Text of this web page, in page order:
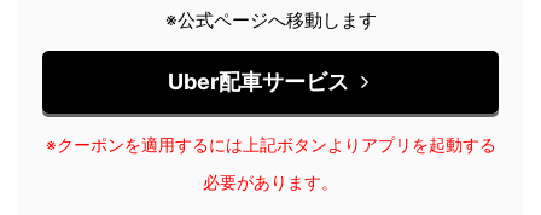
※公式ページへ移動します
Uber配車サービス
※クーポンを適用するには上記ボタンよりアプリを起動する
必要があります。